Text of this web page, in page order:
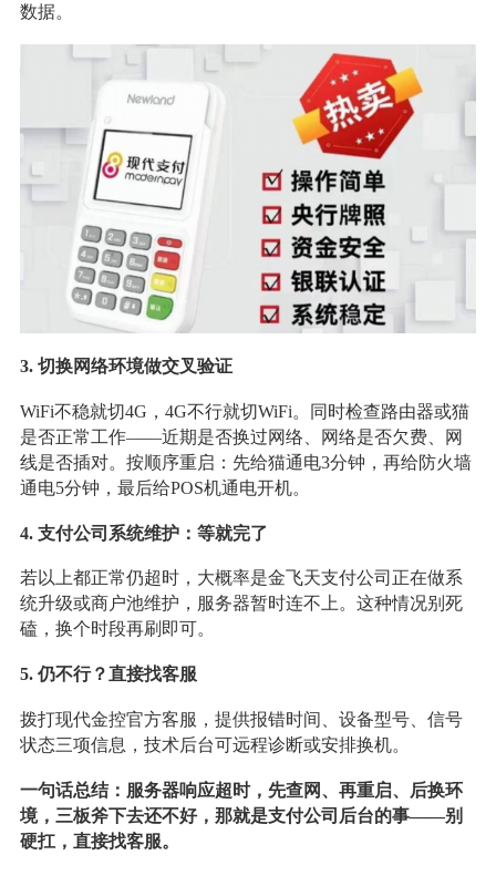
数据。
3. 切换网络环境做交叉验证
WiFi不稳就切4G，4G不行就切WiFi。同时检查路由器或猫
是否正常工作——近期是否换过网络、网络是否欠费、网
线是否插对。按顺序重启：先给猫通电3分钟，再给防火墙
通电5分钟，最后给POS机通电开机。
4. 支付公司系统维护：等就完了
若以上都正常仍超时，大概率是金飞天支付公司正在做系
统升级或商户池维护，服务器暂时连不上。这种情况别死
磕，换个时段再刷即可。
5. 仍不行？直接找客服
拨打现代金控官方客服，提供报错时间、设备型号、信号
状态三项信息，技术后台可远程诊断或安排换机。
一句话总结：服务器响应超时，先查网、再重启、后换环
境，三板斧下去还不好，那就是支付公司后台的事——别
硬扛，直接找客服。